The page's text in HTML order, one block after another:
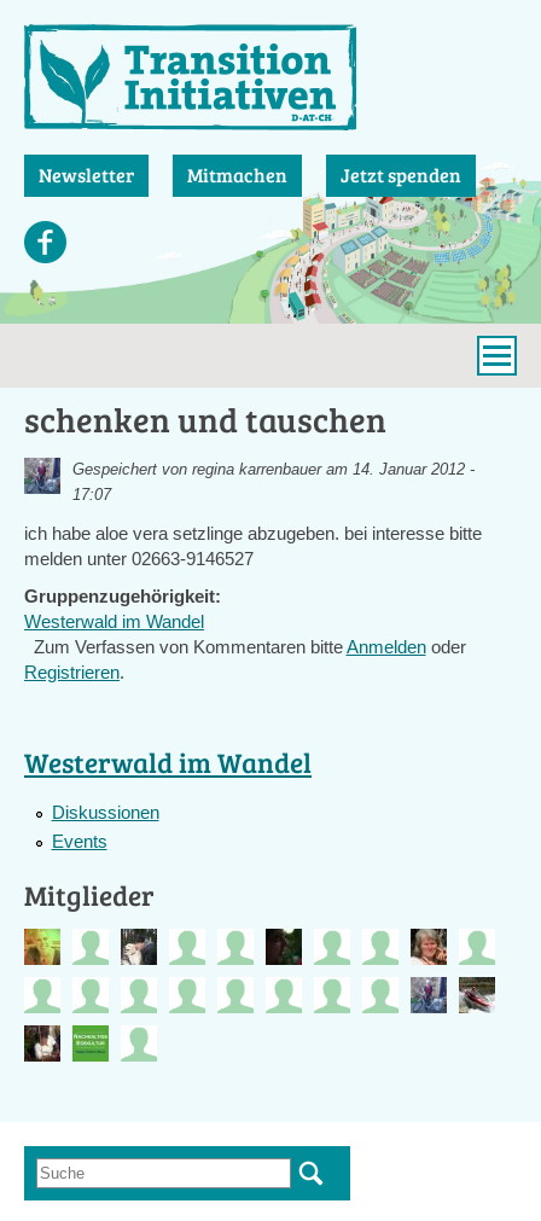
zum
Inhalt
Newsletter Mitmachen Jetzt spenden
schenken und tauschen
Gespeichert von regina karrenbaueram 14. Januar 2012 -
17:07
ich habe aloe vera setzlinge abzugeben. bei interesse bitte
melden unter 02663-9146527
Gruppenzugehörigkeit:
Westerwald im Wandel
Zum Verfassen von Kommentaren bitteAnmeldenoder
Registrieren.
Westerwald im Wandel
Diskussionen
Events
Mitglieder
Suchformular
Suche